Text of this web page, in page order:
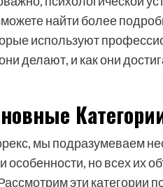
найти более
используют
делают, и как они
мы подразумеваем
но всех их
эти категории